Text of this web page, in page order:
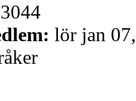
3044
lör jan